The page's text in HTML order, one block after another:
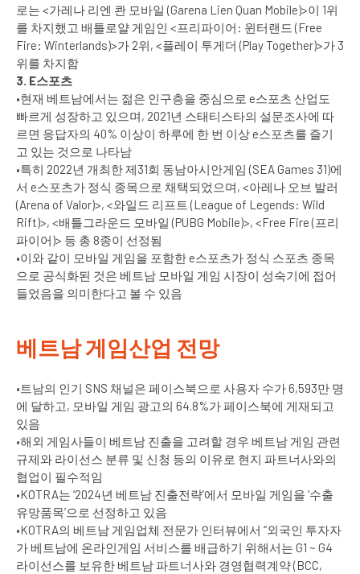
로는 <가레나 리엔 콴 모바일 (Garena Lien Quan Mobile)>이 1위
를 차지했고 배틀로얄 게임인 <프리파이어: 윈터랜드 (Free
Fire: Winterlands)>가 2위, <플레이 투게더 (Play Together)>가 3
위를 차지함
3. E스포츠
•현재 베트남에서는 젊은 인구층을 중심으로 e스포츠 산업도
빠르게 성장하고 있으며, 2021년 스태티스타의 설문조사에 따
르면 응답자의 40% 이상이 하루에 한 번 이상 e스포츠를 즐기
고 있는 것으로 나타남
•특히 2022년 개최한 제31회 동남아시안게임 (SEA Games 31)에
서 e스포츠가 정식 종목으로 채택되었으며, <아레나 오브 발러
(Arena of Valor)>, <와일드 리프트 (League of Legends: Wild
Rift)>, <배틀그라운드 모바일 (PUBG Mobile)>, <Free Fire (프리
파이어)> 등 총 8종이 선정됨
•이와 같이 모바일 게임을 포함한 e스포츠가 정식 스포츠 종목
으로 공식화된 것은 베트남 모바일 게임 시장이 성숙기에 접어
들었음을 의미한다고 볼 수 있음
베트남 게임산업 전망
•트남의 인기 SNS 채널은 페이스북으로 사용자 수가 6,593만 명
에 달하고, 모바일 게임 광고의 64.8%가 페이스북에 게재되고
있음
•해외 게임사들이 베트남 진출을 고려할 경우 베트남 게임 관련
규제와 라이선스 분류 및 신청 등의 이유로 현지 파트너사와의
협업이 필수적임
•KOTRA는 ‘2024년 베트남 진출전략’에서 모바일 게임을 ‘수출
유망품목’으로 선정하고 있음
•KOTRA의 베트남 게임업체 전문가 인터뷰에서 “외국인 투자자
가 베트남에 온라인게임 서비스를 배급하기 위해서는 G1 ~ G4
라이선스를 보유한 베트남 파트너사와 경영협력계약 (BCC,